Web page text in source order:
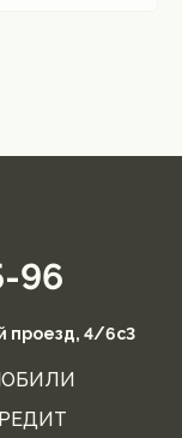
96
проезд, 4/6с3